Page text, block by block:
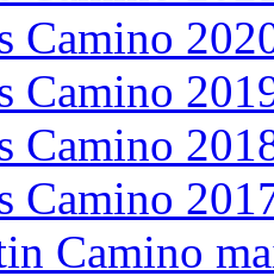
Camino
Camino
Camino
Camino
Camino